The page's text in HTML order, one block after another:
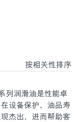
按相关性排序
列润滑油是性能卓
设备保护、油品寿
杰出，进而帮助客